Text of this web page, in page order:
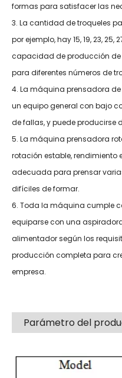
formas para satisfacer las
3. La cantidad de troqueles
por ejemplo, hay 15, 19, 23, 25,
capacidad de producción
para diferentes números de
4. La máquina prensadora
un equipo general con bajo
de fallas, y puede producirse
5. La máquina prensadora
rotación estable, rendimiento
adecuada para prensar
difíciles de formar.
6. Toda la máquina cumple
equiparse con una
alimentador según los
producción completa para
empresa.
Parámetro del